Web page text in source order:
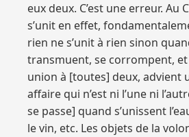
eux deux. C’est une erreur. Au
s’unit en effet,
rien ne s’unit à rien sinon
transmuent, se corrompent,
union à [toutes] deux, advient
affaire qui n’est ni l’une ni
se passe] quand s’unissent
le vin, etc. Les objets de la